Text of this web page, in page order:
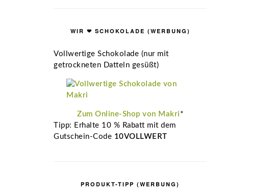
WIR ❤ SCHOKOLADE (WERBUNG)
Vollwertige Schokolade (nur mit
getrockneten Datteln gesüßt)
Zum Online-Shop von Makri *
Tipp: Erhalte 10 % Rabatt mit dem
Gutschein-Code 10VOLLWERT
PRODUKT-TIPP (WERBUNG)